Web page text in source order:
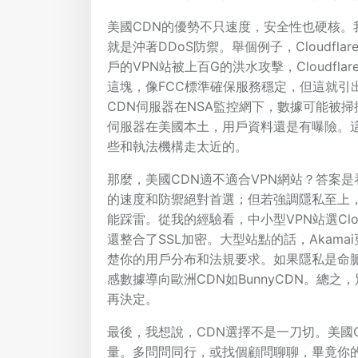
美國CDN的優勢不只速度，安全性也硬核
就是沖著DDoS防禦。舉個例子，
戶的VPN站被上百G的洪水攻擊，
這塊，像FCC標準確保服務穩定，但這就
CDN伺服器在NSA監控網下，數據可能被
伺服器在美國本土，用戶資料還是有曝險
些和執法機構走太近的。
那麼，美國CDN適不適合VPN網站？答案
的速度和防禦絕對首選；但若強調隱私至
能踩雷。從我的經驗看，中小型VPN站選
還整合了SSL加密。大型站點的話，
楚你的用戶分布和法規要求。如果隱私是
感數據導向歐洲CDN如BunnyCDN。總之
再決定。
最後，我想說，CDN選擇不是一刀切。美
量。多問問同行，或找個顧問聊聊，畢竟你